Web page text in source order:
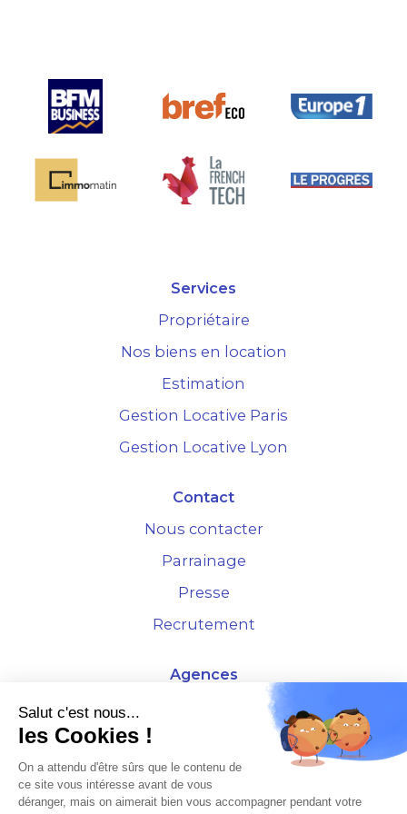
Services
Propriétaire
Nos biens en location
Estimation
Gestion Locative Paris
Gestion Locative Lyon
Contact
Nous contacter
Parrainage
Presse
Recrutement
Agences
4 Rue de la Bourse - 69001 Lyon
10 rue d'Austerlitz - 75012 Paris
À L'HORIZON 2025
Salut c'est nous...
les Cookies !
On a attendu d'être sûrs que le contenu de
ce site vous intéresse avant de vous
déranger, mais on aimerait bien vous accompagner pendant votre